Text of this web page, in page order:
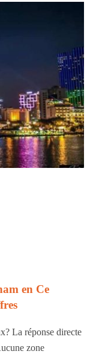
en Ce
La réponse directe
zone